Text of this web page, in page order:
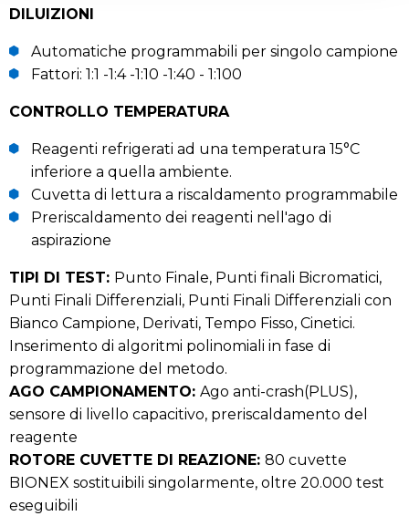
DILUIZIONI
Automatiche programmabili per singolo campione
Fattori: 1:1 -1:4 -1:10 -1:40 - 1:100
CONTROLLO TEMPERATURA
Reagenti refrigerati ad una temperatura 15°C
inferiore a quella ambiente.
Cuvetta di lettura a riscaldamento programmabile
Preriscaldamento dei reagenti nell'ago di
aspirazione
TIPI DI TEST: Punto Finale, Punti finali Bicromatici,
Punti Finali Differenziali, Punti Finali Differenziali con
Bianco Campione, Derivati, Tempo Fisso, Cinetici.
Inserimento di algoritmi polinomiali in fase di
programmazione del metodo.
AGO CAMPIONAMENTO: Ago anti-crash(PLUS),
sensore di livello capacitivo, preriscaldamento del
reagente
ROTORE CUVETTE DI REAZIONE: 80 cuvette
BIONEX sostituibili singolarmente, oltre 20.000 test
eseguibili